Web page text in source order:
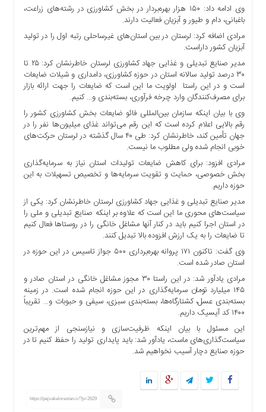
برگه
تعرفه
درباره
اخبار
سایت
ارتباط
برگه
تعرفه
درباره
چند
رسانه
ارتباط
وی ادامه داد: ۱۵۰ هزار بهره‌بردار در بخش کشاورزی در رشته‌های زراعت،
باغبانی، دام و طیور و آبزیان فعالیت دارند.
مرادی اضافه کرد: لرستان در بین استان‌های غیرساحلی رتبه اول را در تولید
آبزیان کشور داراست.
مدیر صنایع تبدیلی و غذایی جهاد کشاورزی لرستان خاطرنشان کرد: ۲۵ تا
۳۰ درصد تولید سالانه استان در حوزه کشاورزی، دامداری و شیلات ضایعات
است و در این راستا اولویت ما این است که ضایعات را جهت ارائه بازار
برای مصرف‌کنندگان وارد چرخه فرآوری، بسته‌بندی و… کنیم.
وی با بیان اینکه سازمان بین‌المللی فائو ضایعات بخش کشاورزی کشور را
رقم بالایی اعلام کرده است که این رقم می‌تواند غذای میلیون‌ها نفر را در
جهان تأمین کند، خاطرنشان کرد: طی ۴۰ سال گذشته در لرستان حرکت‌های
خوبی انجام شده ولی مطلوب ما نیست.
مرادی افزود: برای کاهش ضایعات تولیدات استان نیاز به سرمایه‌گذاری
بخش خصوصی، حمایت و تقویت سرمایه‌ها و تخصیص تسهیلات به این
حوزه داریم.
مدیر صنایع تبدیلی و غذایی جهاد کشاورزی لرستان ‏خاطرنشان کرد: یکی از
سیاست‌های محوری ما این است که علاوه بر اینکه صنایع تبدیلی و ملی را
در استان اجرا کنیم باید در کنار آنها مشاغل خانگی را در روستاها فعال کنیم
تا ضایعات را به یک ارزش افزوده بالا تبدیل کنند.
وی گفت: تاکنون ۱۷۱ پروانه بهره‌برداری ۵۰۰ جواز تاسیس در این حوزه در
استان صادر شده است.
مرادی یادآور شد: در این راستا ۳۰ مجوز مشاغل خانگی در استان صادر و
۱۴۵ میلیارد تومان سرمایه‌گذاری در این حوزه انجام شده است. در زمینه
بسته‌بندی عسل، کشتارگاه‌ها، بسته‌بندی سبزی، سیفی و حبوبات و… تقریباً
۱۴۰۰ کد آیسیک داریم.
این مسئول با بیان اینکه ظرفیت‌سازی و نیازسنجی از مهم‌ترین
سیاست‌گذاری‌های ماست، یادآور شد: باید پایداری تولید را حفظ کنیم تا در
حوزه صنایع دچار آسیب نخواهیم شد.
https://pejvakelorestan.ir/?p=2629